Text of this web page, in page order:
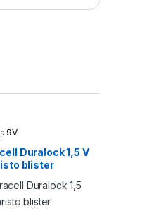
9V
Duralock 1,5 V
blister